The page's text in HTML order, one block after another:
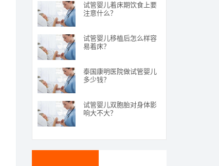
试管婴儿着床期饮食上要
注意什么？
试管婴儿移植后怎么样容
易着床？
泰国康明医院做试管婴儿
多少钱？
试管婴儿双胞胎对身体影
响大不大？